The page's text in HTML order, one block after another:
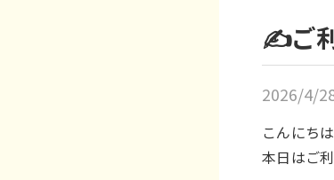
✍️ご
2026/4/
こんにち
本日はご